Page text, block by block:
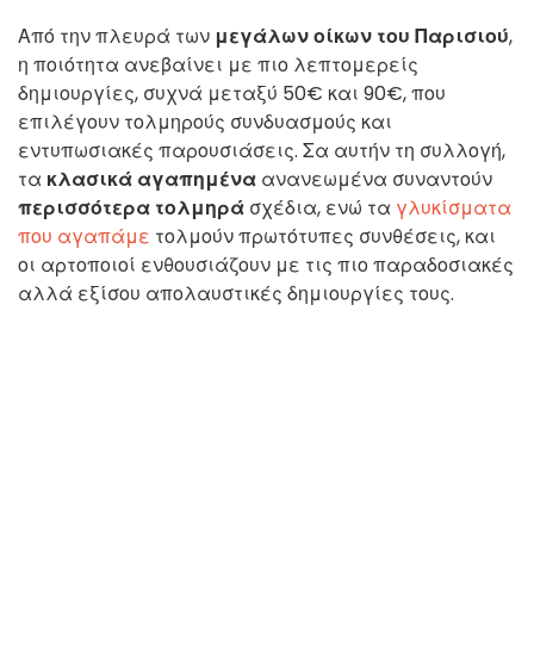
Από την πλευρά των μεγάλων οίκων του Παρισιού,
η ποιότητα ανεβαίνει με πιο λεπτομερείς
δημιουργίες, συχνά μεταξύ 50€ και 90€, που
επιλέγουν τολμηρούς συνδυασμούς και
εντυπωσιακές παρουσιάσεις. Σα αυτήν τη συλλογή,
τα κλασικά αγαπημένα ανανεωμένα συναντούν
περισσότερα τολμηρά σχέδια, ενώ τα γλυκίσματα
που αγαπάμε τολμούν πρωτότυπες συνθέσεις, και
οι αρτοποιοί ενθουσιάζουν με τις πιο παραδοσιακές
αλλά εξίσου απολαυστικές δημιουργίες τους.